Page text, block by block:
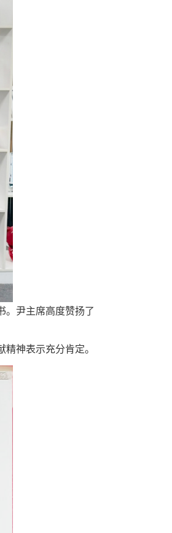
。尹主席高度赞扬了
精神表示充分肯定。